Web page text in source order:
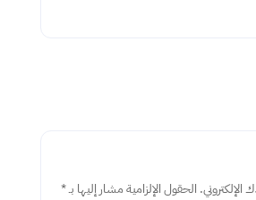
الحقول الإلزامية مشار إليها بـ*